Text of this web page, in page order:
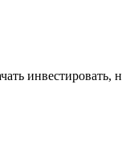
инвестировать,